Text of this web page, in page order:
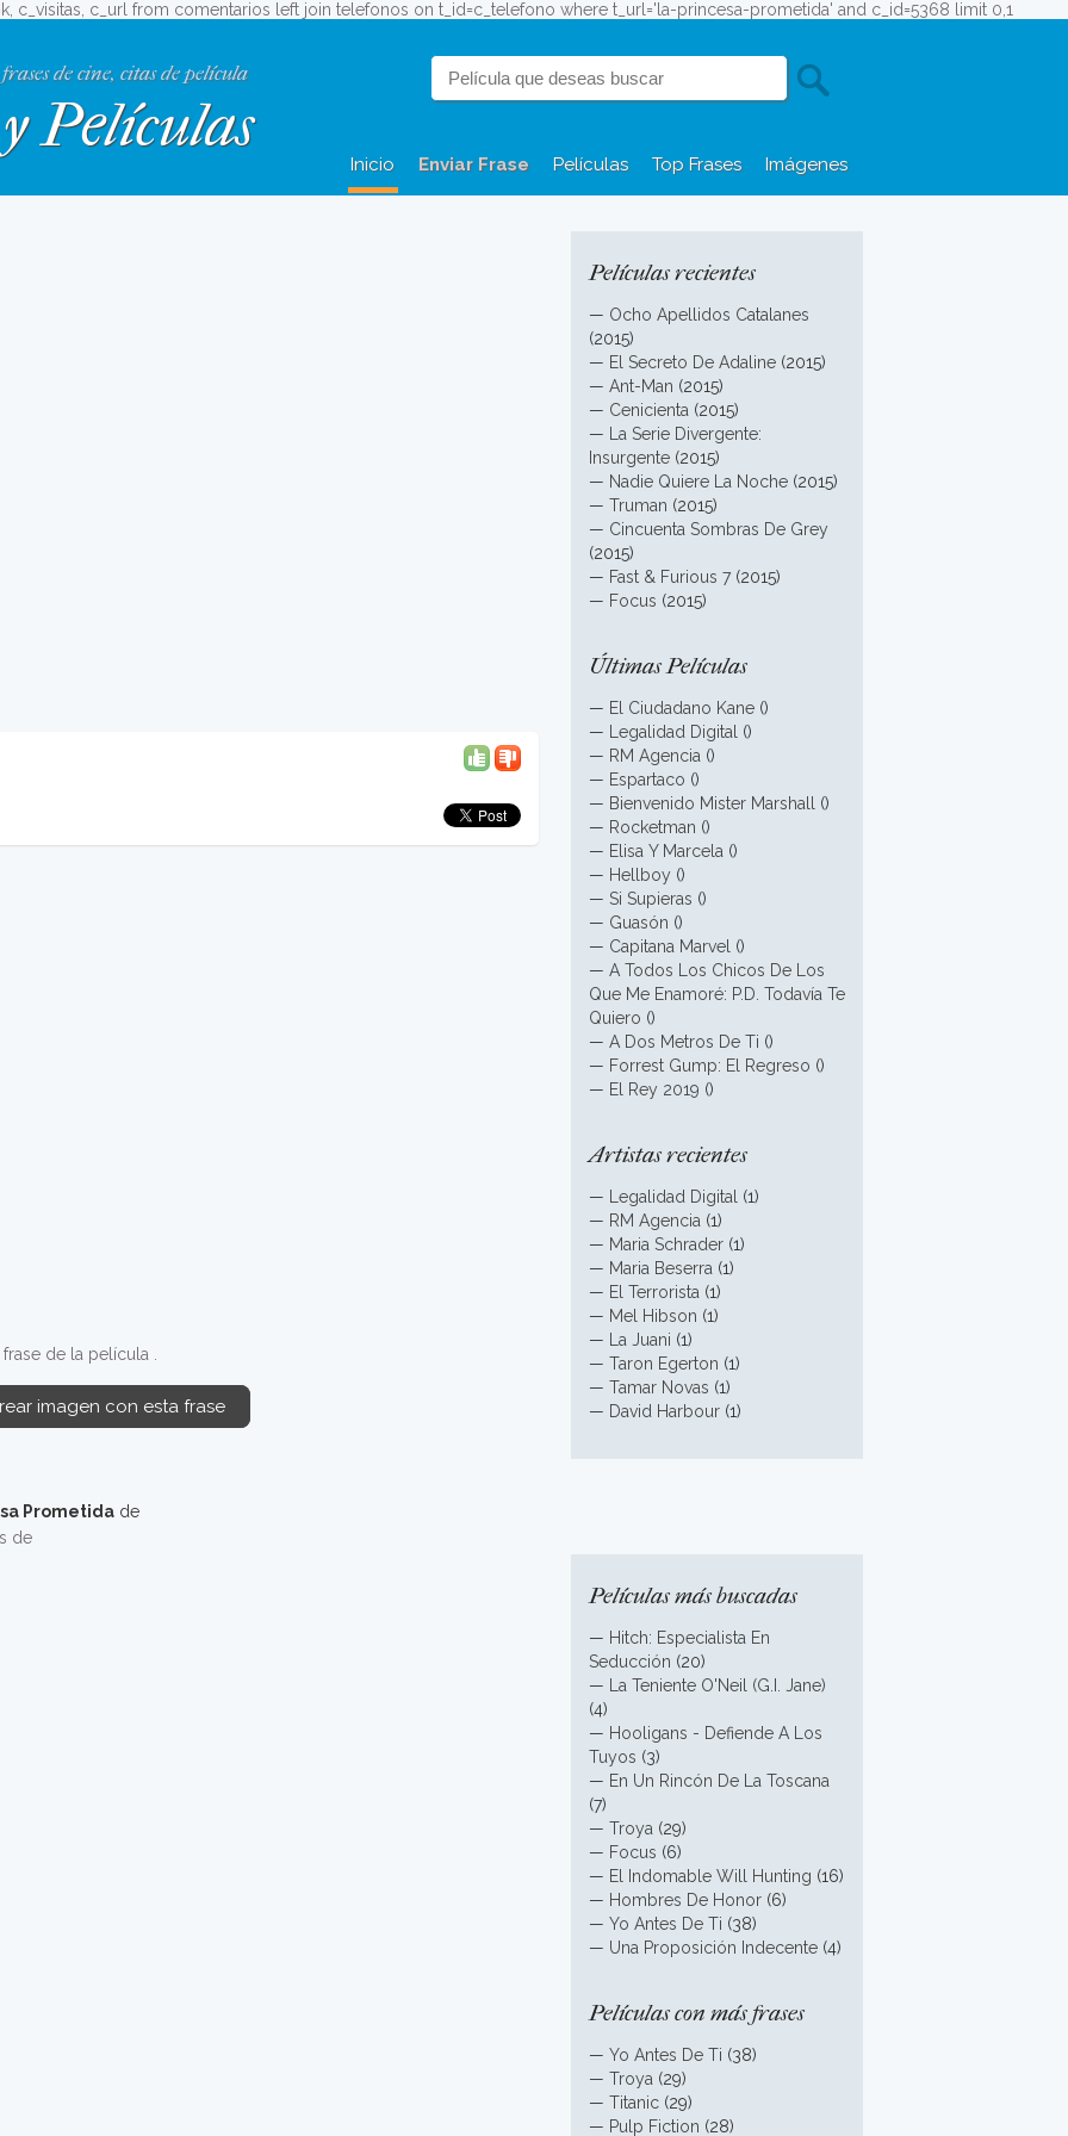
c_visitas, c_url from comentarios left join telefonos on t_id=c_telefono where t_url='la-princesa-prometida' and c_id=5368 limit 0,1
de cine, citas de película
Películas
Inicio Enviar Frase Películas Top Frases Imágenes
de la película .
imagen con esta frase
Prometida de
de
Películas recientes
— Ocho Apellidos Catalanes
(2015)
— El Secreto De Adaline (2015)
— Ant-Man (2015)
— Cenicienta (2015)
—
La Serie Divergente:
Insurgente (2015)
— Nadie Quiere La Noche (2015)
— Truman (2015)
— Cincuenta Sombras De Grey
(2015)
— Fast & Furious 7 (2015)
— Focus (2015)
Últimas Películas
— El Ciudadano Kane ()
—
Legalidad Digital
()
— RM Agencia ()
— Espartaco ()
— Bienvenido Mister Marshall
()
— Rocketman ()
— Elisa Y Marcela ()
— Hellboy ()
— Si Supieras ()
— Guasón ()
— Capitana Marvel ()
— A Todos Los Chicos De Los
Que Me Enamoré: P.D. Todavía Te
Quiero ()
— A Dos Metros De Ti ()
— Forrest Gump: El Regreso ()
— El Rey 2019 ()
Artistas recientes
— Legalidad Digital
(1)
— RM Agencia (1)
— Maria Schrader (1)
— Maria Beserra (1)
— El Terrorista (1)
— Mel Hibson (1)
—
La Juani (1)
— Taron Egerton (1)
— Tamar Novas (1)
— David Harbour (1)
Películas más buscadas
— Hitch: Especialista En
Seducción (20)
—
La Teniente O'Neil (G.I. Jane)
(4)
— Hooligans - Defiende A Los
Tuyos (3)
— En Un Rincón De La Toscana
(7)
— Troya (29)
— Focus (6)
— El Indomable Will Hunting (16)
— Hombres De Honor (6)
— Yo Antes De Ti (38)
— Una Proposición Indecente (4)
Películas con más frases
— Yo Antes De Ti (38)
— Troya (29)
— Titanic (29)
— Pulp Fiction (28)